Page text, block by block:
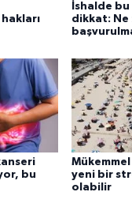
İshalde
dikkat:
bu
yeni bir
olabilir